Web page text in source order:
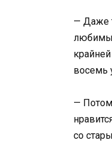
— Даже
восемь
—
со